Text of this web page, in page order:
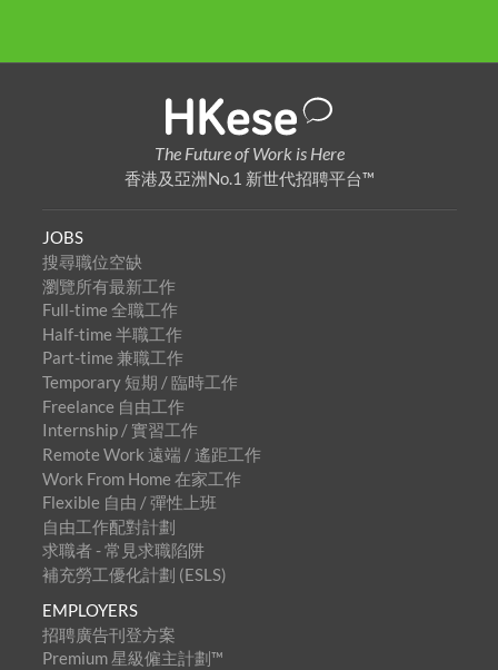
The Future of Work is Here
香港及亞洲No.1 新世代招聘平台™
JOBS
搜尋職位空缺
瀏覽所有最新工作
Full-time 全職工作
Half-time 半職工作
Part-time 兼職工作
Temporary 短期 / 臨時工作
Freelance 自由工作
Internship / 實習工作
Remote Work 遠端 / 遙距工作
Work From Home 在家工作
Flexible 自由 / 彈性上班
自由工作配對計劃
求職者 - 常見求職陷阱
補充勞工優化計劃 (ESLS)
EMPLOYERS
招聘廣告刊登方案
Premium 星級僱主計劃™